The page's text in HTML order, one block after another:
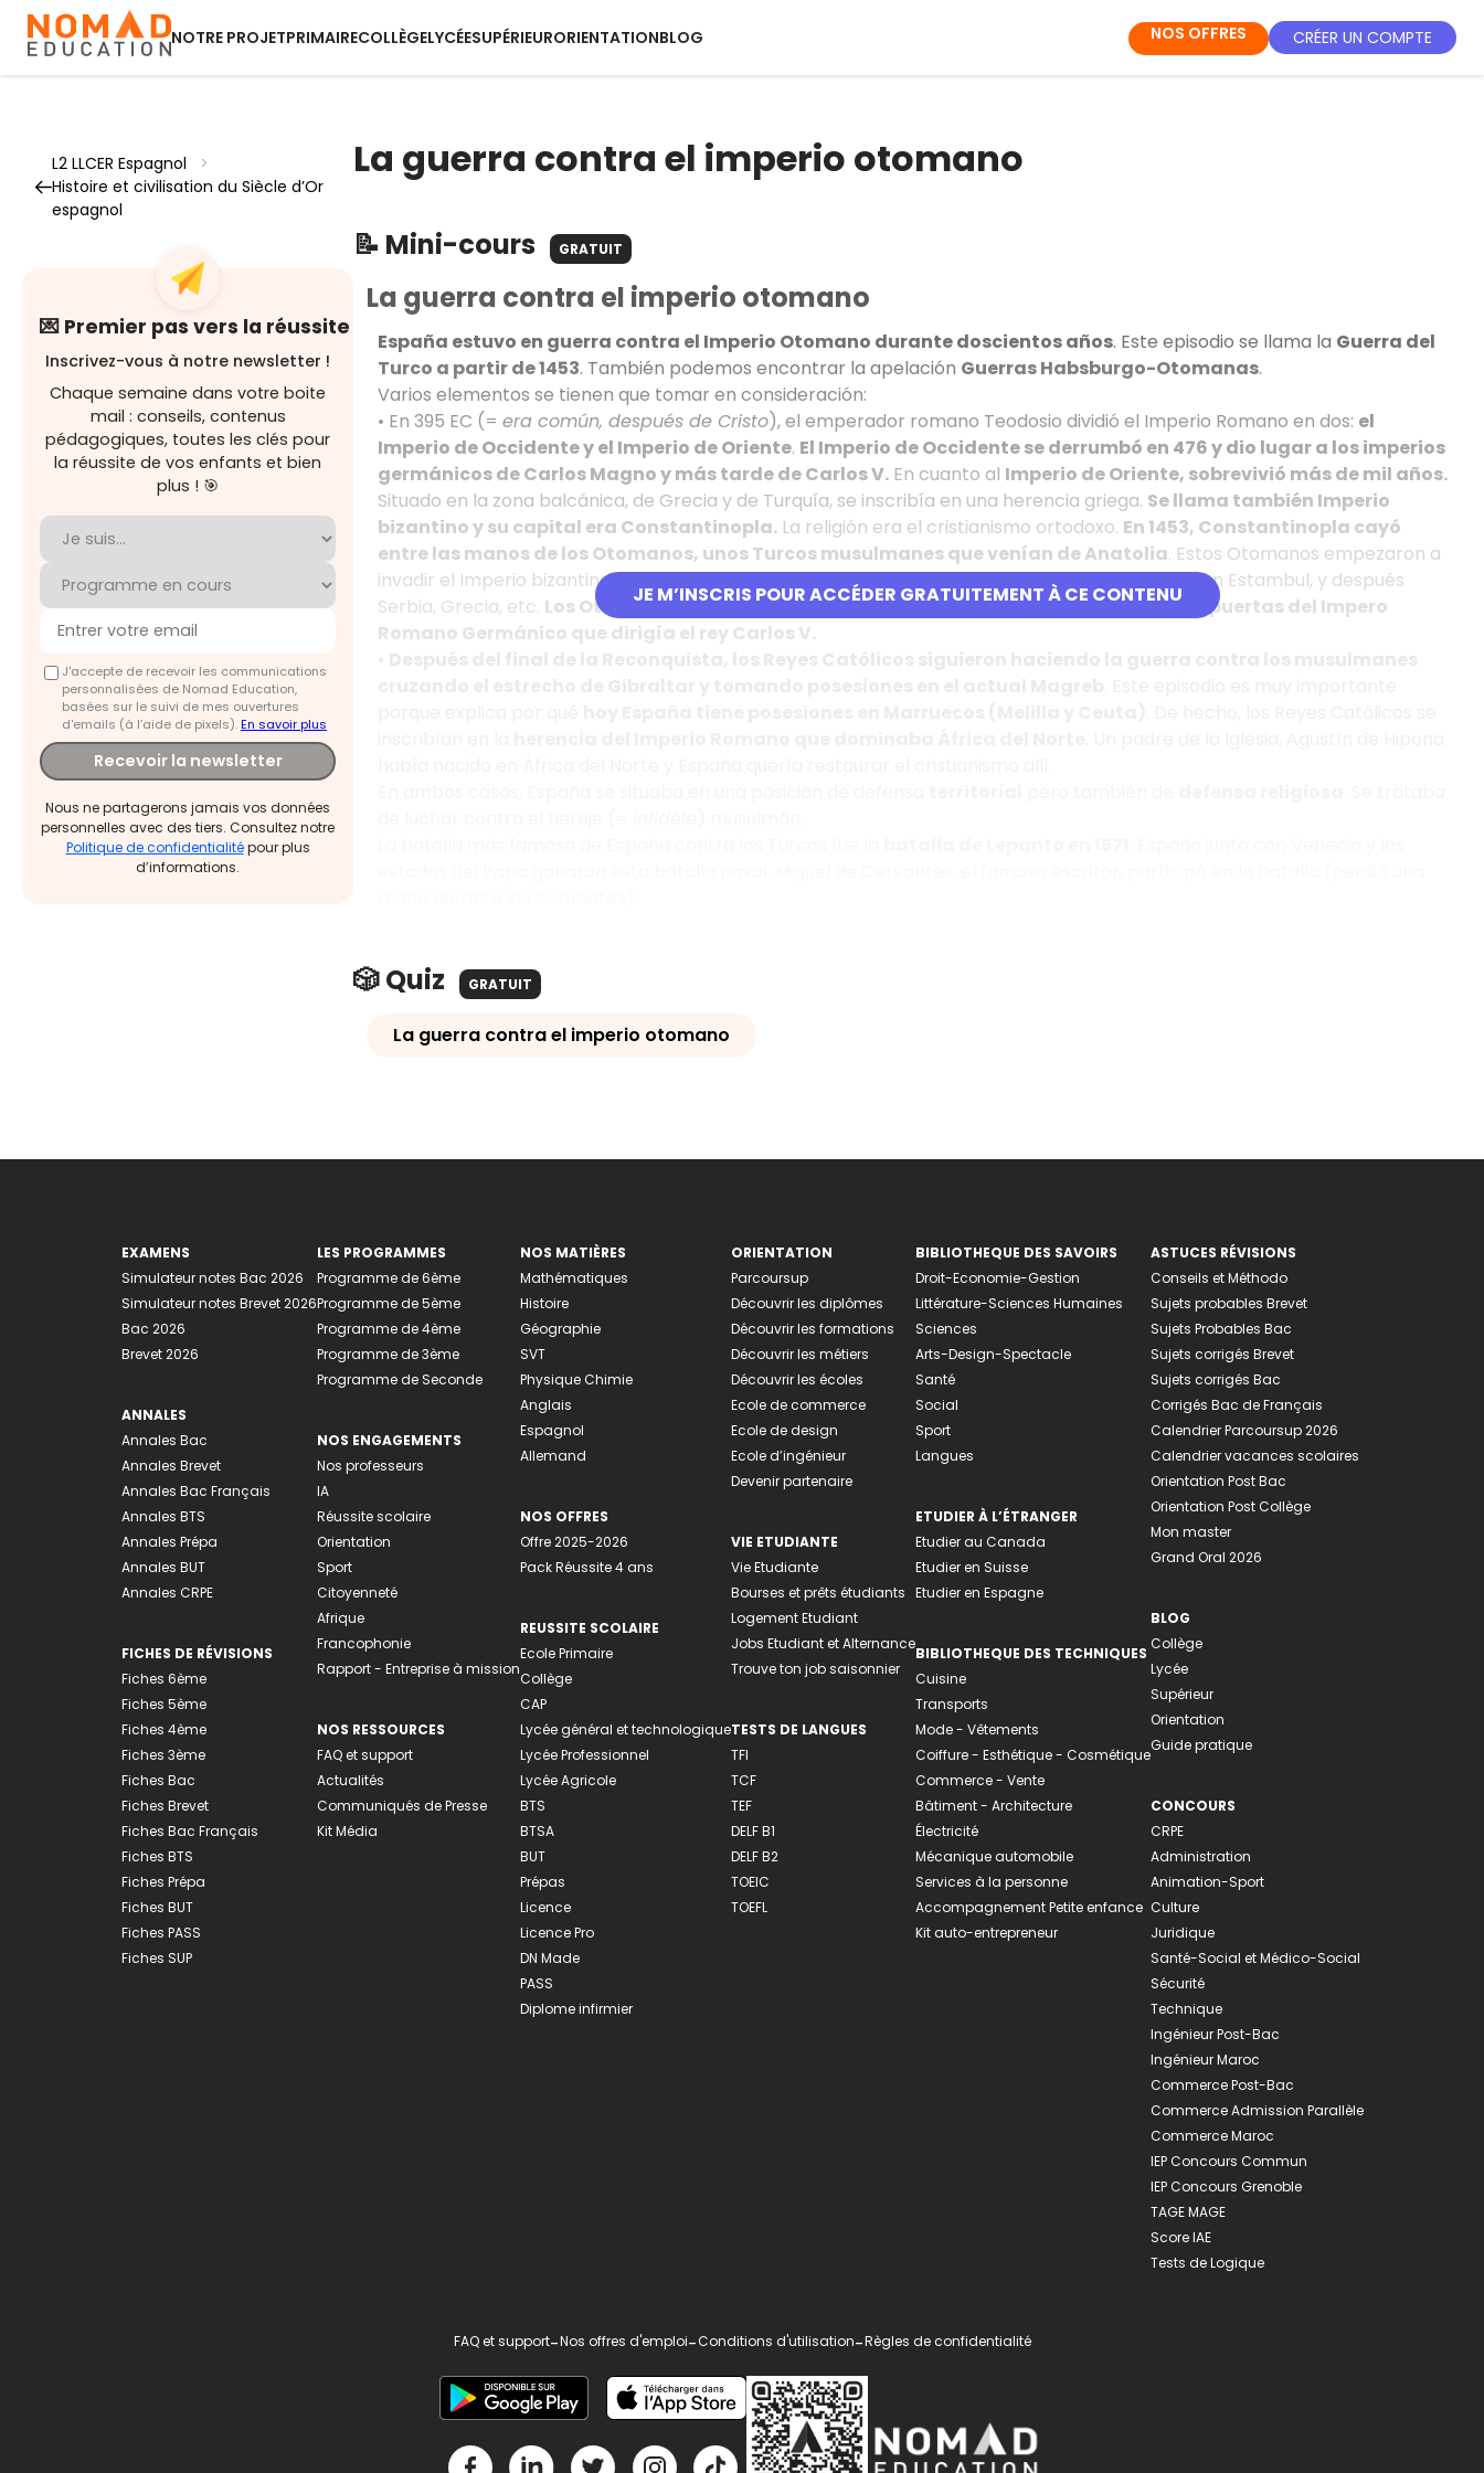
NOTRE PROJETPRIMAIRECOLLÈGELYCÉESUPÉRIEURORIENTATIONBLOG NOS OFFRES CRÉER UN COMPTE
L2 LLCER Espagnol
>
Histoire et civilisation du Siècle d’Or
espagnol
💌 Premier pas vers la réussite
Inscrivez-vous à notre newsletter !
Chaque semaine dans votre boite
mail : conseils, contenus
pédagogiques, toutes les clés pour
la réussite de vos enfants et bien
plus ! 🎯
J'accepte de recevoir les communications
personnalisées de Nomad Education,
basées sur le suivi de mes ouvertures
d'emails (à l’aide de pixels).En savoir plus
Recevoir la newsletter
Nous ne partagerons jamais vos données
personnelles avec des tiers. Consultez notre
Politique de confidentialitépour plus
d’informations.
La guerra contra el imperio otomano
📝 Mini-cours GRATUIT
JE M’INSCRIS POUR ACCÉDER GRATUITEMENT À CE CONTENU
La guerra contra el imperio otomano
España estuvo en guerra contra el Imperio Otomano durante doscientos años. Este episodio se llama la Guerra del
Turco a partir de 1453. También podemos encontrar la apelación Guerras Habsburgo-Otomanas.
Varios elementos se tienen que tomar en consideración:
• En 395 EC (= era común, después de Cristo), el emperador romano Teodosio dividió el Imperio Romano en dos: el
Imperio de Occidente y el Imperio de Oriente. El Imperio de Occidente se derrumbó en 476 y dio lugar a los imperios
germánicos de Carlos Magno y más tarde de Carlos V.En cuanto al Imperio de Oriente, sobrevivió más de mil años.
Situado en la zona balcánica, de Grecia y de Turquía, se inscribía en una herencia griega. Se llama también Imperio
bizantino y su capital era Constantinopla.La religión era el cristianismo ortodoxo. En 1453, Constantinopla cayó
entre las manos de los Otomanos, unos Turcos musulmanes que venían de Anatolia. Estos Otomanos empezaron a
invadir el Imperio bizantino, primero el actual Kosovo, después Constantinopla que se convirtió en Estambul, y después
Serbia, Grecia, etc. Los Otomanos llegaron a las puertas de Viena varias veces, o sea a las puertas del Impero
Romano Germánico que dirigía el rey Carlos V.
🎲 Quiz GRATUIT
La guerra contra el imperio otomano
EXAMENS
Simulateur notes Bac 2026
Simulateur notes Brevet 2026
Bac 2026
Brevet 2026
ANNALES
Annales Bac
Annales Brevet
Annales Bac Français
Annales BTS
Annales Prépa
Annales BUT
Annales CRPE
FICHES DE RÉVISIONS
Fiches 6ème
Fiches 5ème
Fiches 4ème
Fiches 3ème
Fiches Bac
Fiches Brevet
Fiches Bac Français
Fiches BTS
Fiches Prépa
Fiches BUT
Fiches PASS
Fiches SUP
LES PROGRAMMES
Programme de 6ème
Programme de 5ème
Programme de 4ème
Programme de 3ème
Programme de Seconde
NOS ENGAGEMENTS
Nos professeurs
IA
Réussite scolaire
Orientation
Sport
Citoyenneté
Afrique
Francophonie
Rapport - Entreprise à mission
NOS RESSOURCES
FAQ et support
Actualités
Communiqués de Presse
Kit Média
NOS MATIÈRES
Mathématiques
Histoire
Géographie
SVT
Physique Chimie
Anglais
Espagnol
Allemand
NOS OFFRES
Offre 2025-2026
Pack Réussite 4 ans
REUSSITE SCOLAIRE
Ecole Primaire
Collège
CAP
Lycée général et technologique
Lycée Professionnel
Lycée Agricole
BTS
BTSA
BUT
Prépas
Licence
Licence Pro
DN Made
PASS
Diplome infirmier
ORIENTATION
Parcoursup
Découvrir les diplômes
Découvrir les formations
Découvrir les métiers
Découvrir les écoles
Ecole de commerce
Ecole de design
Ecole d’ingénieur
Devenir partenaire
VIE ETUDIANTE
Vie Etudiante
Bourses et prêts étudiants
Logement Etudiant
Jobs Etudiant et Alternance
Trouve ton job saisonnier
TESTS DE LANGUES
TFI
TCF
TEF
DELF B1
DELF B2
TOEIC
TOEFL
BIBLIOTHEQUE DES SAVOIRS
Droit-Economie-Gestion
Littérature-Sciences Humaines
Sciences
Arts-Design-Spectacle
Santé
Social
Sport
Langues
ETUDIER À L’ÉTRANGER
Etudier au Canada
Etudier en Suisse
Etudier en Espagne
BIBLIOTHEQUE DES TECHNIQUES
Cuisine
Transports
Mode - Vêtements
Coiffure - Esthétique - Cosmétique
Commerce - Vente
Bâtiment - Architecture
Électricité
Mécanique automobile
Services à la personne
Accompagnement Petite enfance
Kit auto-entrepreneur
ASTUCES RÉVISIONS
Conseils et Méthodo
Sujets probables Brevet
Sujets Probables Bac
Sujets corrigés Brevet
Sujets corrigés Bac
Corrigés Bac de Français
Calendrier Parcoursup 2026
Calendrier vacances scolaires
Orientation Post Bac
Orientation Post Collège
Mon master
Grand Oral 2026
BLOG
Collège
Lycée
Supérieur
Orientation
Guide pratique
CONCOURS
CRPE
Administration
Animation-Sport
Culture
Juridique
Santé-Social et Médico-Social
Sécurité
Technique
Ingénieur Post-Bac
Ingénieur Maroc
Commerce Post-Bac
Commerce Admission Parallèle
Commerce Maroc
IEP Concours Commun
IEP Concours Grenoble
TAGE MAGE
Score IAE
Tests de Logique
FAQ et support-Nos offres d'emploi-Conditions d'utilisation-Règles de confidentialité